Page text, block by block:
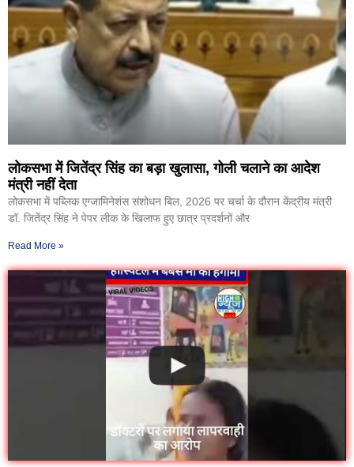
लोकसभा में जितेंद्र सिंह का बड़ा खुलासा, गोली चलाने का आदेश
मंत्री नहीं देता
लोकसभा में पब्लिक एग्जामिनेशंस संशोधन बिल, 2026 पर चर्चा के दौरान केंद्रीय मंत्री
डॉ. जितेंद्र सिंह ने पेपर लीक के खिलाफ हुए छात्र प्रदर्शनों और
Read More »